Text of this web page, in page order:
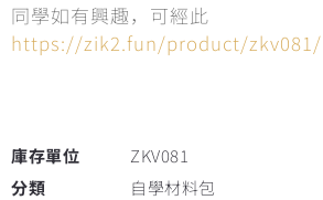
同學如有興趣，可經此
https://zik2.fun/product/zkv081/
庫存單位
ZKV081
分類
自學材料包